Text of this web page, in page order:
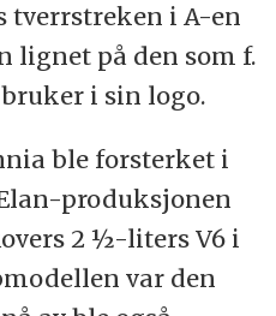
tverrstreken i A-en
lignet på den som f.
i sin logo.
ble forsterket i
produksjonen
2 ½-liters V6 i
var den